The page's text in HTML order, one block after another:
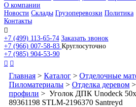
О компании
Новости Склады Грузоперевозки Политика
Контакты

+7 (499) 113-65-74 Заказать звонок
+7 (966) 007-58-83 Круглосуточно
+7 (985) 904-53-90
 
Главная > Каталог > Отделочные
Пиломатериалы > Отделка деревом >
профили > Уголок ДПК Unodeck
89361198 STLM-2196370 Santreyd